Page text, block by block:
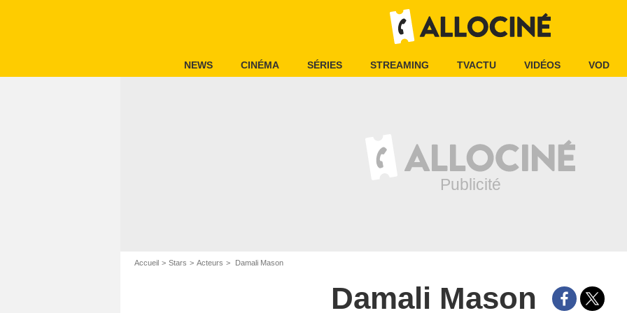
NEWS CINÉMA SÉRIES STREAMING TVACTU VIDÉOS VOD
Accueil Stars Acteurs Damali Mason
Damali Mason